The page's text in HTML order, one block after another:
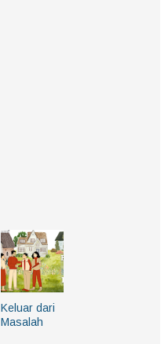
Keluar dari
Masalah